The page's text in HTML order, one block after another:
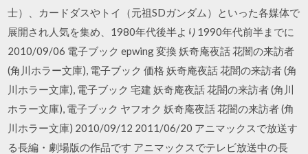
士）、カードダスやトイ（元祖SDガンダム）といった各媒体で
展開され人気を集め、1980年代後半より1990年代前半までに
2010/09/06 電子ブック epwing 変換 妖奇庵夜話 花闇の来訪者
(角川ホラー文庫), 電子ブック 価格 妖奇庵夜話 花闇の来訪者 (角
川ホラー文庫), 電子ブック 宅建 妖奇庵夜話 花闇の来訪者 (角川
ホラー文庫), 電子ブック ヤフオク 妖奇庵夜話 花闇の来訪者 (角
川ホラー文庫) 2010/09/12 2011/06/20 アニマックスで放送す
る長編・劇場版の作品です アニマックスでテレビ放送中の長